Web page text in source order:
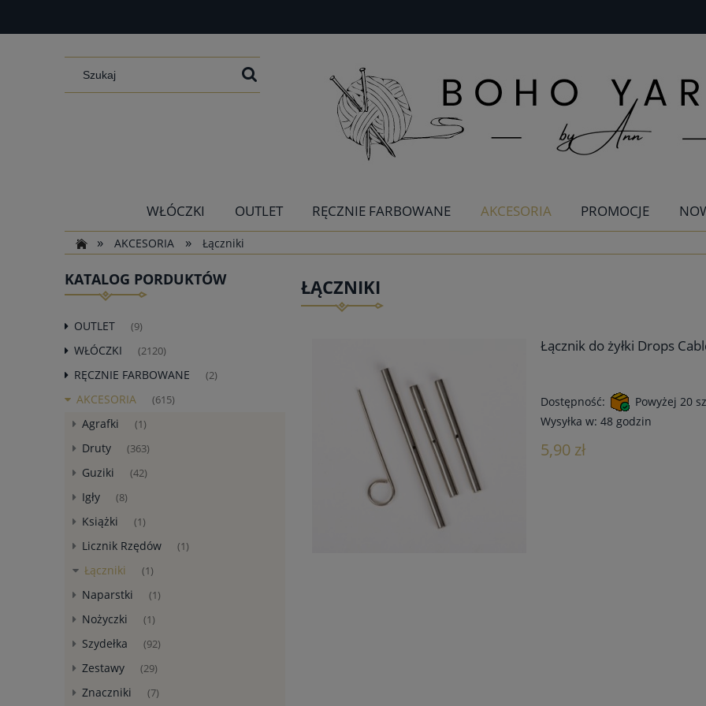
WŁÓCZKI OUTLET RĘCZNIE FARBOWANE AKCESORIA PROMOCJE
»
AKCESORIA » Łączniki
KATALOG PORDUKTÓW
OUTLET (9)
WŁÓCZKI (2120)
RĘCZNIE FARBOWANE (2)
AKCESORIA (615)
Agrafki (1)
Druty (363)
Guziki (42)
Igły (8)
Książki (1)
Licznik Rzędów (1)
Łączniki (1)
Naparstki (1)
Nożyczki (1)
Szydełka (92)
Zestawy (29)
Znaczniki (7)
ŁĄCZNIKI
Łącznik do żyłki Drops
Dostępność:
Powyżej 20
Wysyłka w: 48 godzin
5,90 zł